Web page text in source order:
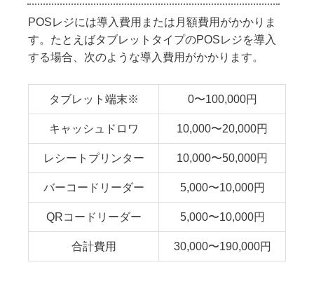
POSレジには導入費用または月額費用がかかりま
す。たとえばタブレットタイプのPOSレジを導入
する場合、次のような導入費用がかかります。
タブレット端末※ 0〜100,000円
キャッシュドロワ 10,000〜20,000円
レシートプリンター 10,000〜50,000円
バーコードリーダー 5,000〜10,000円
QRコードリーダー 5,000〜10,000円
合計費用 30,000〜190,000円